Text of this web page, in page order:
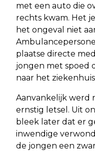
met een auto die
rechts kwam. Het
het ongeval niet
plaatse directe
jongen met spoed
naar het
Aanvankelijk werd
ernstig letsel. Uit
bleek later dat er
inwendige
de jongen een